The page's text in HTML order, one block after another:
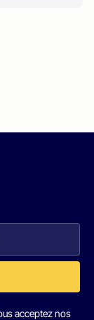
acceptez nos